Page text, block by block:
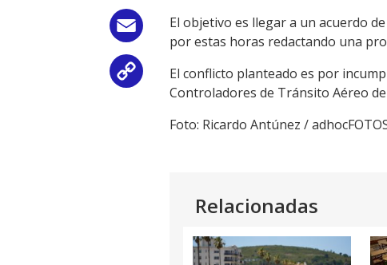
Email
Copy
El objetivo es llegar a un acuerdo
por estas horas redactando una
El conflicto planteado es por
Controladores de Tránsito Aéreo
Foto: Ricardo Antúnez /
Relacionadas